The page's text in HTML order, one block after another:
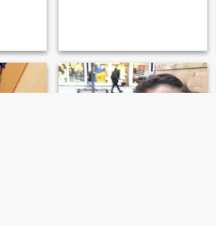
aventura y las
conversaciones significativ